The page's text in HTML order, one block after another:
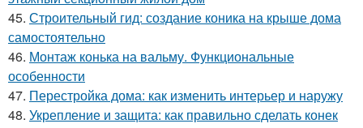
45. Строительный гид: создание коника на крыше дома
самостоятельно
46. Монтаж конька на вальму. Функциональные
особенности
47. Перестройка дома: как изменить интерьер и наружу
48. Укрепление и защита: как правильно сделать конек